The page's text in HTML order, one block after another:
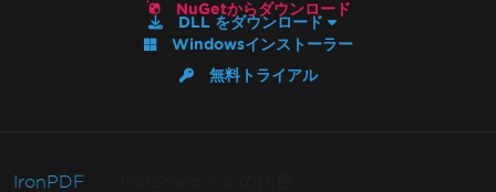
NuGetからダウンロード
DLL をダウンロード
Windowsインストーラー
無料トライアル
IronPDF